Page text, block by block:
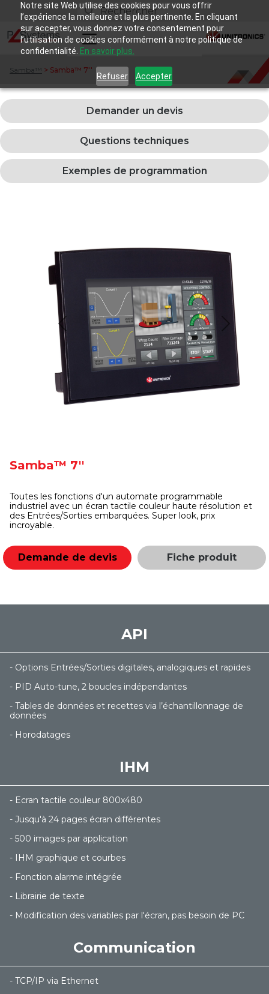
Notre site Web utilise des cookies pour vous offrir
l’expérience la meilleure et la plus pertinente. En cliquant
sur accepter, vous donnez votre consentement pour
l’utilisation de cookies conformément à notre politique de
confidentialité. En savoir plus.
Refuser Accepter
Samba™ > Samba™ 7''
Demander un devis
Questions techniques
Exemples de programmation
Previous Next
Samba™ 7''
Toutes les fonctions d'un automate programmable
industriel avec un écran tactile couleur haute résolution et
des Entrées/Sorties embarquées. Super look, prix
incroyable.
Demande de devis Fiche produit
API
- Options Entrées/Sorties digitales, analogiques et rapides
- PID Auto-tune, 2 boucles indépendantes
- Tables de données et recettes via l’échantillonnage de
données
- Horodatages
IHM
- Ecran tactile couleur 800x480
- Jusqu'à 24 pages écran différentes
- 500 images par application
- IHM graphique et courbes
- Fonction alarme intégrée
- Librairie de texte
- Modification des variables par l'écran, pas besoin de PC
Communication
- TCP/IP via Ethernet